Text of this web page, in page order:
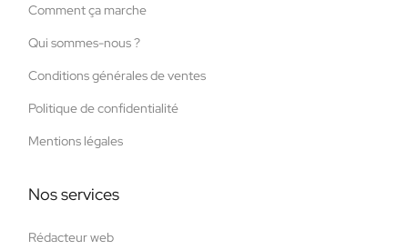
Comment ça marche
Qui sommes-nous ?
Conditions générales de ventes
Politique de confidentialité
Mentions légales
Nos services
Rédacteur web